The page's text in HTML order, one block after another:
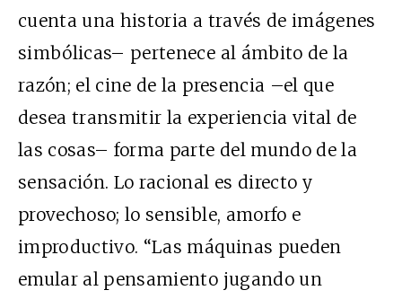
cuenta una historia a través de imágenes
simbólicas– pertenece al ámbito de la
razón; el cine de la presencia –el que
desea transmitir la experiencia vital de
las cosas– forma parte del mundo de la
sensación. Lo racional es directo y
provechoso; lo sensible, amorfo e
improductivo. “Las máquinas pueden
emular al pensamiento jugando un